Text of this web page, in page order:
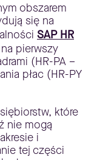
obszarem
się na
SAP HR
pierwszy
(HR-PA –
płac (HR-PY
które
nie mogą
i
tej części